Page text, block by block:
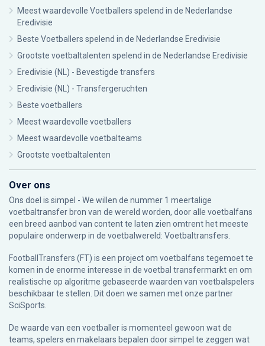
Meest waardevolle Voetballers spelend in de Nederlandse
Eredivisie
Beste Voetballers spelend in de Nederlandse Eredivisie
Grootste voetbaltalenten spelend in de Nederlandse Eredivisie
Eredivisie (NL) - Bevestigde transfers
Eredivisie (NL) - Transfergeruchten
Beste voetballers
Meest waardevolle voetballers
Meest waardevolle voetbalteams
Grootste voetbaltalenten
Over ons
Ons doel is simpel - We willen de nummer 1 meertalige
voetbaltransfer bron van de wereld worden, door alle voetbalfans
een breed aanbod van content te laten zien omtrent het meeste
populaire onderwerp in de voetbalwereld: Voetbaltransfers.
FootballTransfers (FT) is een project om voetbalfans tegemoet te
komen in de enorme interesse in de voetbal transfermarkt en om
realistische op algoritme gebaseerde waarden van voetbalspelers
beschikbaar te stellen. Dit doen we samen met onze partner
SciSports.
De waarde van een voetballer is momenteel gewoon wat de
teams, spelers en makelaars bepalen door simpel te zeggen wat